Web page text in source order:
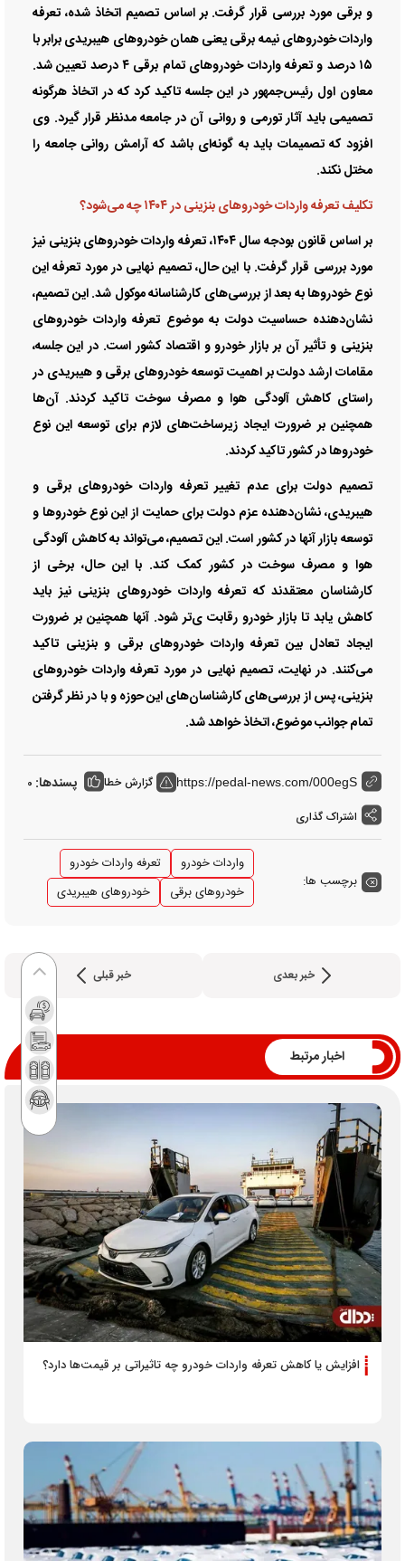
و برقی مورد بررسی قرار گرفت. بر اساس تصمیم اتخاذ شده، تعرفه
واردات خودروهای نیمه برقی یعنی همان خودروهای هیبریدی برابر با
۱۵ درصد و تعرفه واردات خودروهای تمام برقی ۴ درصد تعیین شد.
معاون اول رئیس‌جمهور در این جلسه تاکید کرد که در اتخاذ هرگونه
تصمیمی باید آثار تورمی و روانی آن در جامعه مدنظر قرار گیرد. وی
افزود که تصمیمات باید به‌ گونه‌ای باشد که آرامش روانی جامعه را
مختل نکند.
تکلیف تعرفه واردات خودروهای بنزینی در ۱۴۰۴ چه می‌شود؟
بر اساس قانون بودجه سال ۱۴۰۴، تعرفه واردات خودروهای بنزینی نیز
مورد بررسی قرار گرفت. با این حال، تصمیم نهایی در مورد تعرفه این
نوع خودروها به بعد از بررسی‌های کارشناسانه موکول شد. این تصمیم،
نشان‌دهنده حساسیت دولت به موضوع تعرفه واردات خودروهای
بنزینی و تأثیر آن بر بازار خودرو و اقتصاد کشور است. در این جلسه،
مقامات ارشد دولت بر اهمیت توسعه خودروهای برقی و هیبریدی در
راستای کاهش آلودگی هوا و مصرف سوخت تاکید کردند. آن‌ها
همچنین بر ضرورت ایجاد زیرساخت‌های لازم برای توسعه این نوع
خودروها در کشور تاکید کردند.
تصمیم دولت برای عدم تغییر تعرفه واردات خودروهای برقی و
هیبریدی، نشان‌دهنده عزم دولت برای حمایت از این نوع خودروها و
توسعه بازار آنها در کشور است. این تصمیم، می‌تواند به کاهش آلودگی
هوا و مصرف سوخت در کشور کمک کند. با این حال، برخی از
کارشناسان معتقدند که تعرفه واردات خودروهای بنزینی نیز باید
کاهش یابد تا بازار خودرو رقابت ی‌تر شود. آنها همچنین بر ضرورت
ایجاد تعادل بین تعرفه واردات خودروهای برقی و بنزینی تاکید
می‌کنند. در نهایت، تصمیم نهایی در مورد تعرفه واردات خودروهای
بنزینی، پس از بررسی‌های کارشناسان‌های این حوزه و با در نظر گرفتن
تمام جوانب موضوع، اتخاذ خواهد شد.
https://pedal-news.com/000egS گزارش خطا پسندها: 0
اشتراک گذاری
برچسب ها:
واردات خودرو
تعرفه واردات خودرو
خودروهای برقی
خودروهای هیبریدی
خبر بعدی خبر قبلی
اخبار مرتبط
افزایش یا کاهش تعرفه‌ واردات خودرو چه تاثیراتی بر قیمت‌ها دارد؟